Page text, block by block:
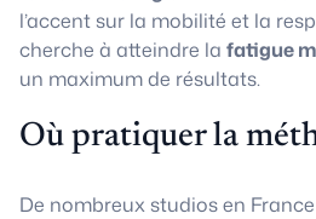
l’accent sur la mobilité et la
cherche à atteindre la fatigue
un maximum de résultats.
Où pratiquer la
De nombreux studios en